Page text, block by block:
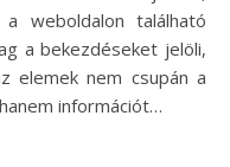
weboldalon található
a bekezdéseket jelöli,
elemek nem csupán a
információt…